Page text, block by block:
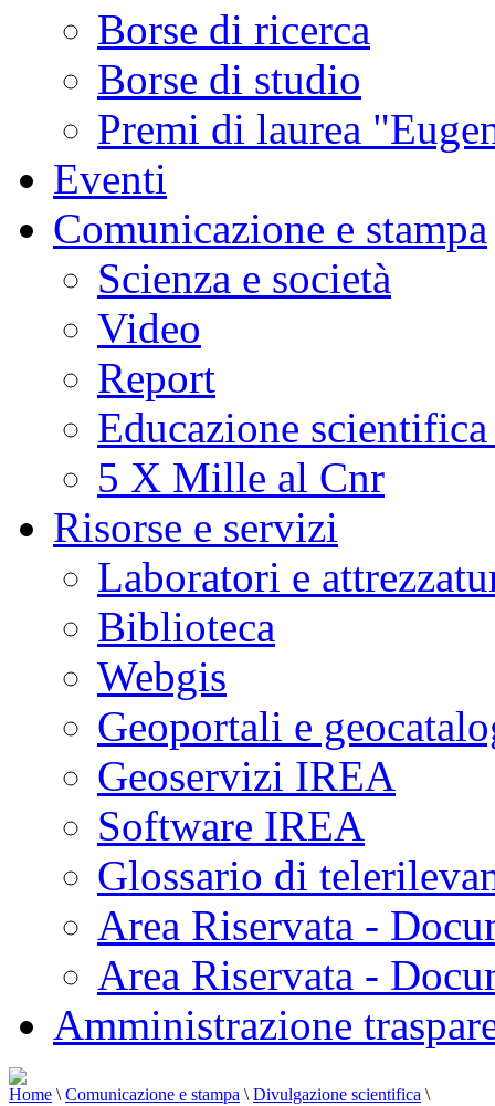
Borse di ricerca
Borse di studio
Premi di laurea
Eventi
Comunicazione e stampa
Scienza e società
Video
Report
Educazione
5 X Mille al Cnr
Risorse e servizi
Laboratori e
Biblioteca
Webgis
Geoportali e
Geoservizi IREA
Software IREA
Glossario di
Area Riservata -
Area Riservata -
Amministrazione
Home \ Comunicazione e stampa \ Divulgazione scientifica \